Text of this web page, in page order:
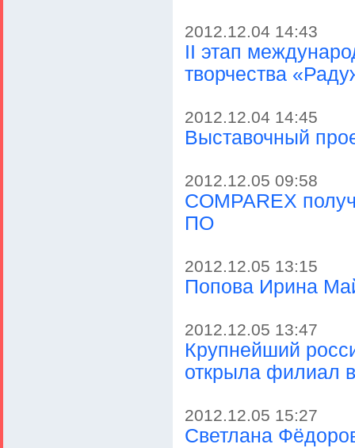
2012.12.04 14:43
II этап
творчества
2012.12.04 14:45
Выставочный
2012.12.05 09:58
COMPAREX
ПО
2012.12.05 13:15
Попова Ирина
2012.12.05 13:47
Крупнейший
открыла филиал
2012.12.05 15:27
Светлана